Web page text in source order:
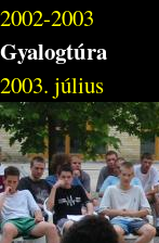
2002-2003
Gyalogtúra
2003. július